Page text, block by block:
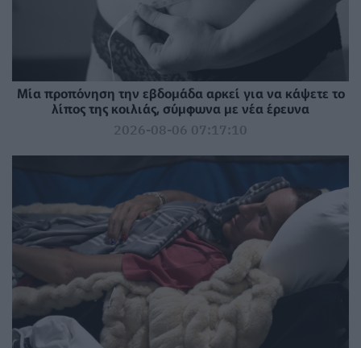
Μία προπόνηση την εβδομάδα αρκεί για να κάψετε το
λίπος της κοιλιάς, σύμφωνα με νέα έρευνα
2026-08-06 07:17:10